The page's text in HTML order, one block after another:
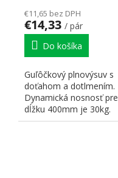
€11,65 bez DPH
€14,33 / pár
Do košíka
Guľôčkový plnovýsuv s
doťahom a dotlmením.
Dynamická nosnosť pre
dĺžku 400mm je 30kg.